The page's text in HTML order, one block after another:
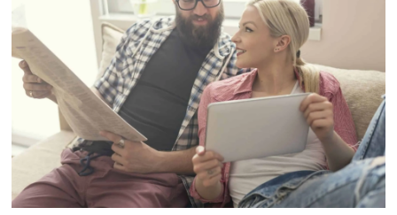
Unternehmens-Paket
Mein Konto
Suche